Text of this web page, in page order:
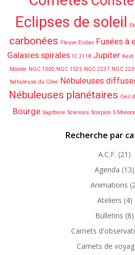
Eclipses de soleil
carbonées Fleuve Eridan Fusées à
Galaxies spirales IC 2118 Jupiter Keid
Monde NGC 1300 NGC 1535 NGC 2237 NGC
Nébuleuse du Cône Nébuleuses
Nébuleuses planétaires Oeil
Bourge Sagittaire Sciences Scorpion S
Recherche par
A.C.F. (21)
Agenda (13)
Animations
Ateliers (4)
Bulletins (8)
Carnets
Carnets de